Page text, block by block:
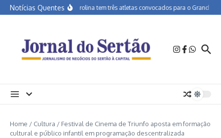
Ir para o conteúdo
Notícias QuentesAPA Petrolina tem três atletas convocados para o Grand Prix
Home / Cultura / Festival de Cinema de Triunfo aposta em formação
cultural e público infantil em programação descentralizada